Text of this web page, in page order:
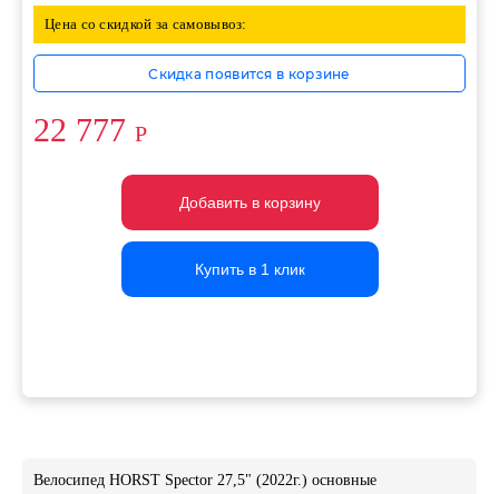
Цена со скидкой за самовывоз:
Скидка появится в корзине
22 777 Р
Добавить в корзину
Добавить в корзину
Добавить в корзину
Купить в 1 клик
Купить в 1 клик
Купить в 1 клик
Велосипед HORST Spector 27,5" (2022г.) основные